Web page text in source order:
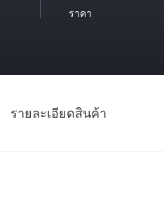
ราคา
รายละเอียดสินค้า